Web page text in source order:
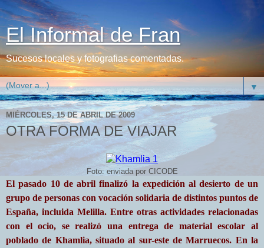
El Informal de Fran
Sucesos locales y fotografias comentadas.
▼
MIÉRCOLES, 15 DE ABRIL DE 2009
OTRA FORMA DE VIAJAR
Foto: enviada por CICODE
El pasado 10 de abril finalizó la expedición al desierto de un
grupo de personas con vocación solidaria de distintos puntos de
España, incluida Melilla. Entre otras actividades relacionadas
con el ocio, se realizó una entrega de material escolar al
poblado de Khamlia, situado al sur-este de Marruecos. En la